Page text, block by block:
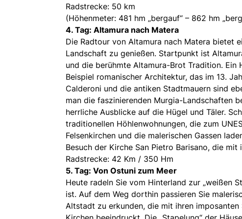
Radstrecke: 50 km
(Höhenmeter: 481 hm „bergauf“ – 862 hm
4. Tag: Altamura nach Matera
Die Radtour von Altamura nach Matera bietet
Landschaft zu genießen. Startpunkt ist
und die berühmte Altamura-Brot Tradition.
Beispiel romanischer Architektur, das im 13.
Calderoni und die antiken Stadtmauern sind
man die faszinierenden Murgia-Landschaften
herrliche Ausblicke auf die Hügel und Täler.
traditionellen Höhlenwohnungen, die zum
Felsenkirchen und die malerischen Gassen
Besuch der Kirche San Pietro Barisano, die
Radstrecke: 42 Km / 350 Hm
5. Tag: Von Ostuni zum Meer
Heute radeln Sie vom Hinterland zur „weißen
ist. Auf dem Weg dorthin passieren Sie
Altstadt zu erkunden, die mit ihren